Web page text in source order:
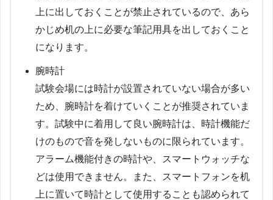
上に出しておくことが禁止されているので、あら
かじめ机の上に必要な筆記用具を出しておくこと
になります。
腕時計
試験会場には時計が設置されていない場合が多い
ため、腕時計を着けていくことが推奨されていま
す。試験中に着用して良い腕時計は、時計機能だ
けのもので音を発しないものに限られています。
アラーム機能付きの時計や、スマートウォッチな
どは使用できません。また、スマートフォンを机
上に置いて時計として使用することも認められて